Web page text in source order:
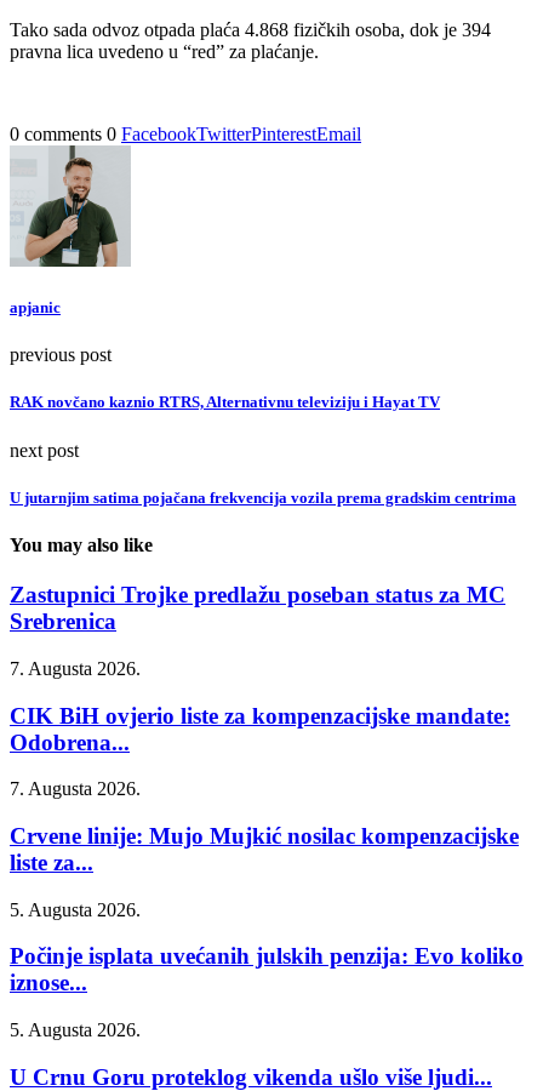
Tako sada odvoz otpada plaća 4.868 fizičkih osoba, dok je 394
pravna lica uvedeno u “red” za plaćanje.
0 comments 0 FacebookTwitterPinterestEmail
apjanic
previous post
RAK novčano kaznio RTRS, Alternativnu televiziju i Hayat TV
next post
U jutarnjim satima pojačana frekvencija vozila prema gradskim centrima
You may also like
Zastupnici Trojke predlažu poseban status za MC
Srebrenica
7. Augusta 2026.
CIK BiH ovjerio liste za kompenzacijske mandate:
Odobrena...
7. Augusta 2026.
Crvene linije: Mujo Mujkić nosilac kompenzacijske
liste za...
5. Augusta 2026.
Počinje isplata uvećanih julskih penzija: Evo koliko
iznose...
5. Augusta 2026.
U Crnu Goru proteklog vikenda ušlo više ljudi...